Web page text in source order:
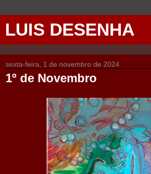
LUIS DESENHA
sexta-feira, 1 de novembro de 2024
1º de Novembro